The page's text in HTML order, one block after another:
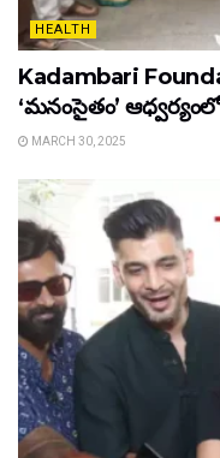
HEALTH
Kadambari
‘మనంసైతం’
MARCH 30, 2025